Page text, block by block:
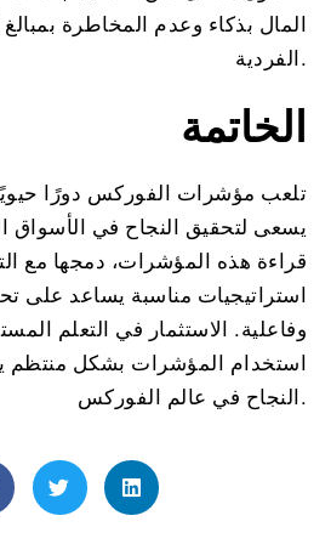
المال بذكاء وعدم المخاطرة
الفردية.
الخاتمة
تلعب مؤشرات الفوركس دورًا
يسعى لتحقيق النجاح في الأسواق
قراءة هذه المؤشرات، دمجها مع
استراتيجيات مناسبة يساعد على
وفاعلية. الاستثمار في التعلم
استخدام المؤشرات بشكل
النجاح في عالم الفوركس.